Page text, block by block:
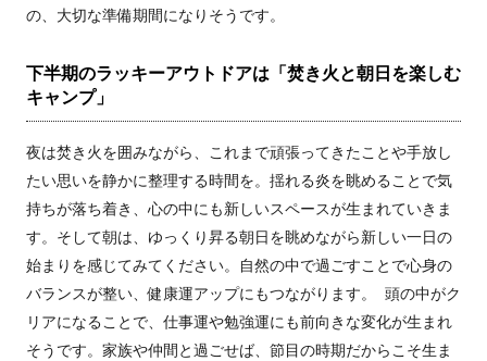
の、大切な準備期間になりそうです。
下半期のラッキーアウトドアは「焚き火と朝日を楽しむ
キャンプ」
夜は焚き火を囲みながら、これまで頑張ってきたことや手放し
たい思いを静かに整理する時間を。揺れる炎を眺めることで気
持ちが落ち着き、心の中にも新しいスペースが生まれていきま
す。そして朝は、ゆっくり昇る朝日を眺めながら新しい一日の
始まりを感じてみてください。自然の中で過ごすことで心身の
バランスが整い、健康運アップにもつながります。 頭の中がク
リアになることで、仕事運や勉強運にも前向きな変化が生まれ
そうです。家族や仲間と過ごせば、節目の時期だからこそ生ま